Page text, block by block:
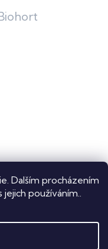
Dalším procházením
používáním..
práva vyhrazena.